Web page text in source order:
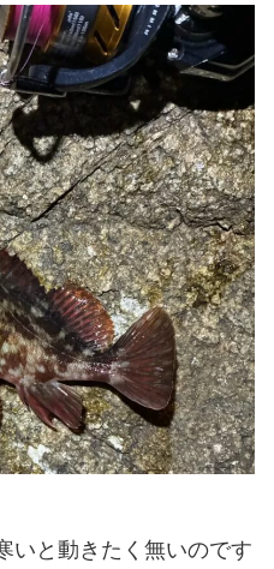
いと動きたく無いのです